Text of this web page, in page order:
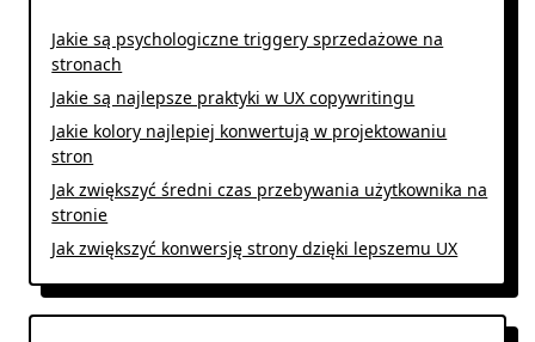
Jakie są psychologiczne triggery sprzedażowe na
stronach
Jakie są najlepsze praktyki w UX copywritingu
Jakie kolory najlepiej konwertują w projektowaniu
stron
Jak zwiększyć średni czas przebywania użytkownika na
stronie
Jak zwiększyć konwersję strony dzięki lepszemu UX